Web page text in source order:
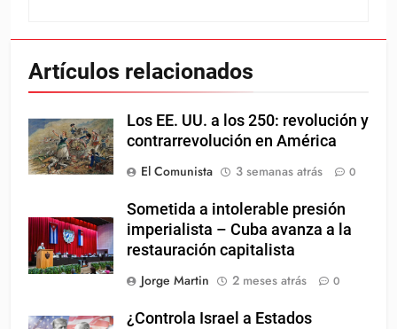
Artículos relacionados
Los EE. UU. a los 250: revolución y
contrarrevolución en América
El Comunista
3 semanas atrás 0
Sometida a intolerable presión
imperialista – Cuba avanza a la
restauración capitalista
Jorge Martin
2 meses atrás 0
¿Controla Israel a Estados